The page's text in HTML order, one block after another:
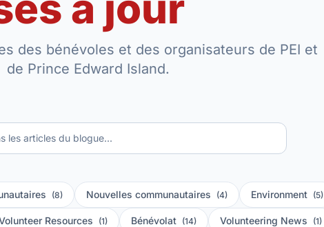
des bénévoles et des organisateurs de PEI et
de Prince Edward Island.
(8) Nouvelles communautaires (4) Environment (5)
Resources (1) Bénévolat (14) Volunteering News (1)